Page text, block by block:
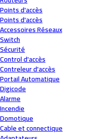
Points d'accès
Points d'accès
Accessoires Réseaux
Switch
Sécurité
Control d'accès
Contreleur d'accès
Portail Automatique
Digicode
Alarme
Incendie
Domotique
Cable et connectique